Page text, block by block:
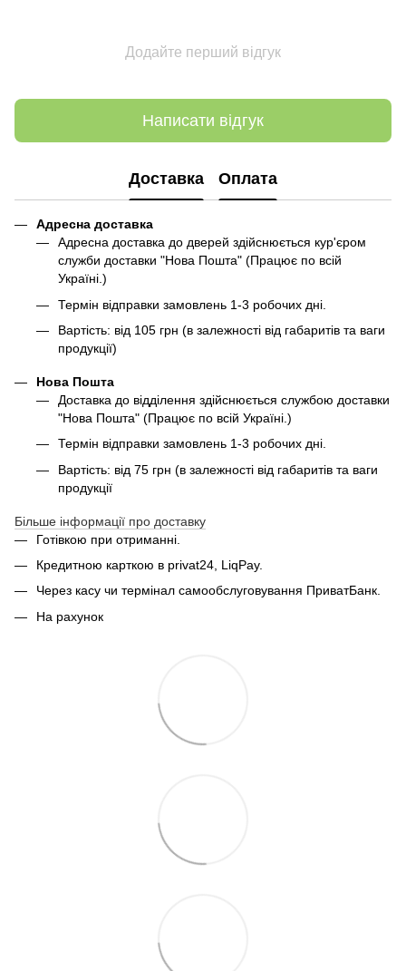
Додайте перший відгук
Написати відгук
Доставка Оплата
Адресна доставка
Адресна доставка до дверей здійснюється кур'єром
служби доставки "Нова Пошта" (Працює по всій
Україні.)
Термін відправки замовлень 1-3 робочих дні.
Вартість: від 105 грн (в залежності від габаритів та ваги
продукції)
Нова Пошта
Доставка до відділення здійснюється службою доставки
"Нова Пошта" (Працює по всій Україні.)
Термін відправки замовлень 1-3 робочих дні.
Вартість: від 75 грн (в залежності від габаритів та ваги
продукції
Більше інформації про доставку
Готівкою при отриманні.
Кредитною карткою в privat24, LiqPay.
Через касу чи термінал самообслуговування ПриватБанк.
На рахунок